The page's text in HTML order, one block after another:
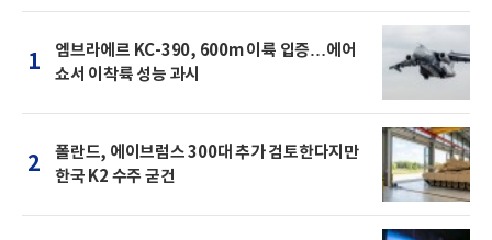
1
엠브라에르 KC-390, 600m 이륙 입증…에어
쇼서 이착륙 성능 과시
2
폴란드, 에이브럼스 300대 추가 검토한다지만
한국 K2 수주 굳건